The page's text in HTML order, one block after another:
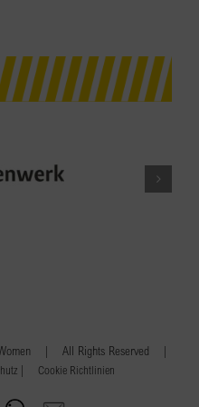
Women | All Rights Reserved |
| Cookie Richtlinien